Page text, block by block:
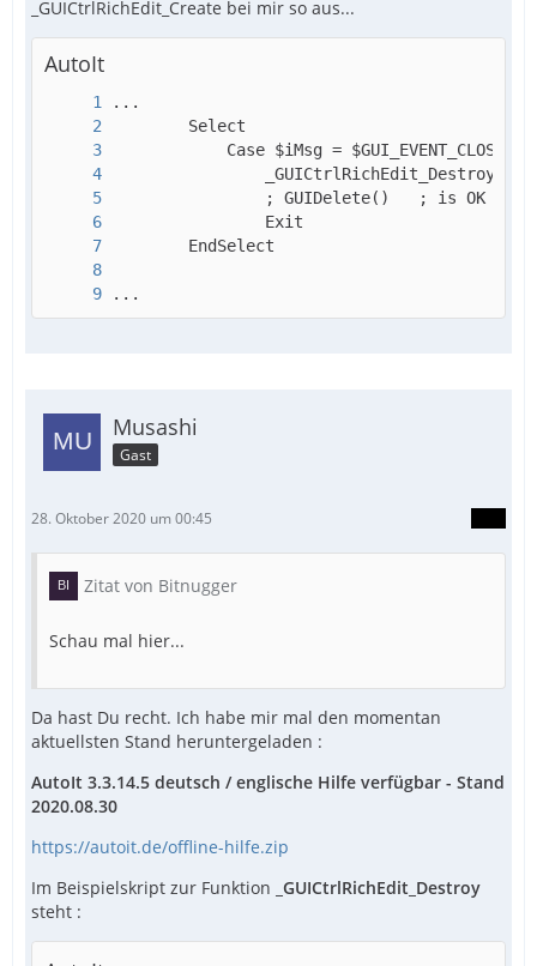
_GUICtrlRichEdit_Create bei mir so aus...
AutoIt
...
Musashi
Gast
28. Oktober 2020 um 00:45
Zitat von Bitnugger
Schau mal hier...
Da hast Du recht. Ich habe mir mal den momentan
aktuellsten Stand heruntergeladen :
AutoIt 3.3.14.5 deutsch / englische Hilfe verfügbar - Stand
2020.08.30
https://autoit.de/offline-hilfe.zip
Im Beispielskript zur Funktion _GUICtrlRichEdit_Destroy
steht :